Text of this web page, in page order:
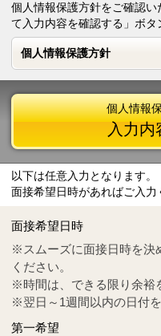
個人情報保護方針をご確認
て入力内容を確認する」ボタ
個人情報保護方針
個人情報保護方針
Tel
0570-55-0314
個人情報
入力内
以下は任意入力となります。
面接希望日時があればご入力
面接希望日時
※スムーズに面接日時を決
ください。
※時間は、できる限り余裕
※翌日～1週間以内の日付を
第一希望